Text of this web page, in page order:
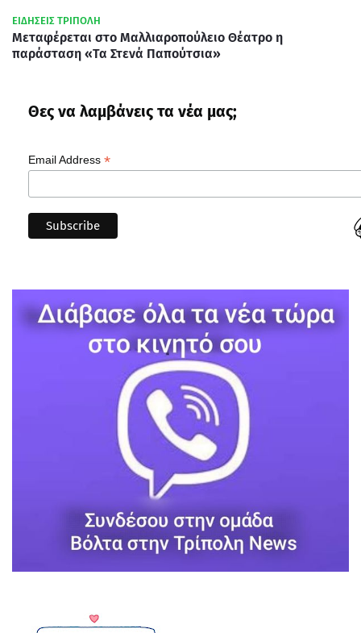
ΕΙΔΗΣΕΙΣ ΤΡΙΠΟΛΗ
Μεταφέρεται στο Μαλλιαροπούλειο Θέατρο η
παράσταση «Τα Στενά Παπούτσια»
Θες να λαμβάνεις τα νέα μας;
Email Address *